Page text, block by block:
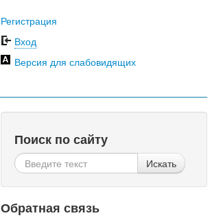
Регистрация
Вход
Версия для слабовидящих
Поиск по сайту
Искать
Обратная связь